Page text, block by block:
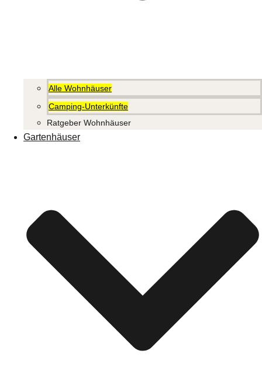
Alle Wohnhäuser
Camping-Unterkünfte
Ratgeber Wohnhäuser
Gartenhäuser